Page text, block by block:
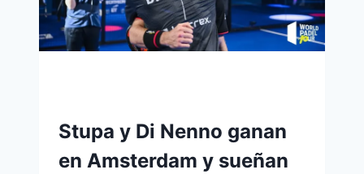
Stupa y Di Nenno ganan
en Amsterdam y sueñan